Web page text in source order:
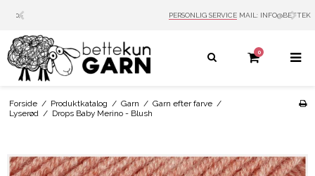
MAIL: INFO@BETTEKUN.DK
0
Forside / Produktkatalog / Garn / Garn efter farve /
Lyserød / Drops Baby Merino - Blush